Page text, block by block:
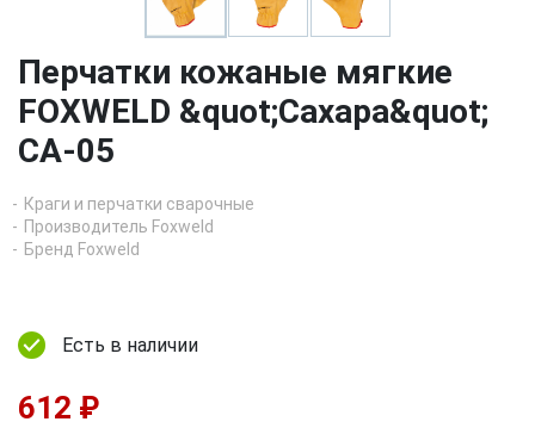
Перчатки кожаные мягкие
FOXWELD &quot;Сахара&quot;
СА-05
Краги и перчатки сварочные
Производитель Foxweld
Бренд Foxweld
Есть в наличии
612 ₽